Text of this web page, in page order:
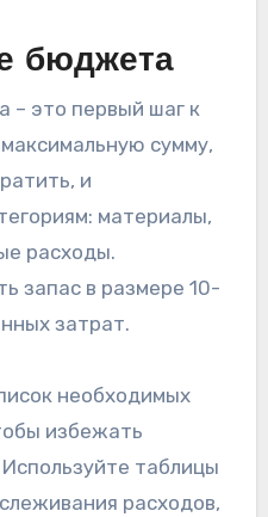
бюджета
– это первый шаг к
сумму,
и
материалы,
расходы.
запас в размере 10-
затрат.
необходимых
избежать
таблицы
расходов,